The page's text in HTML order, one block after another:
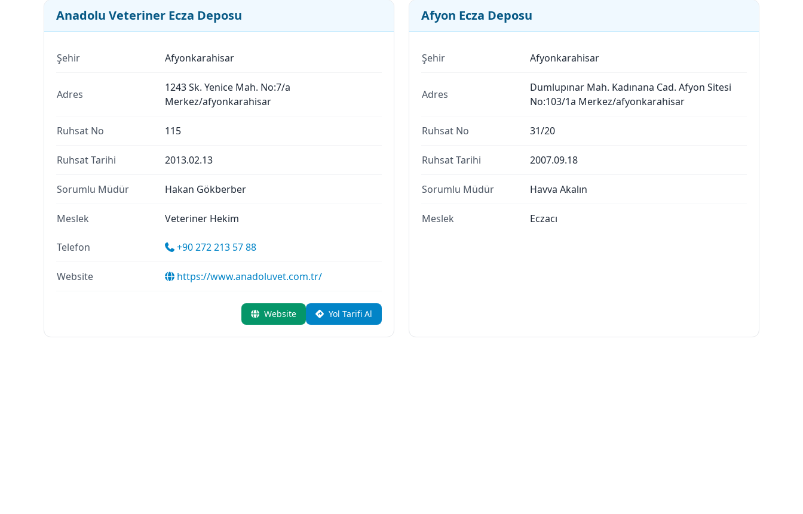
Anadolu Veteriner Ecza Deposu
Şehir Afyonkarahisar
Adres
1243 Sk. Yenice Mah. No:7/a
Merkez/afyonkarahisar
Ruhsat No 115
Ruhsat Tarihi 2013.02.13
Sorumlu Müdür Hakan Gökberber
Meslek Veteriner Hekim
Telefon +90 272 213 57 88
Website https://www.anadoluvet.com.tr/
Website Yol Tarifi Al
Afyon Ecza Deposu
Şehir Afyonkarahisar
Adres
Dumlupınar Mah. Kadınana Cad. Afyon Sitesi
No:103/1a Merkez/afyonkarahisar
Ruhsat No 31/20
Ruhsat Tarihi 2007.09.18
Sorumlu Müdür Havva Akalın
Meslek Eczacı